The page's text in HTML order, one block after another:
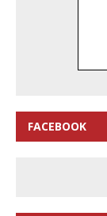
FACEBOOK